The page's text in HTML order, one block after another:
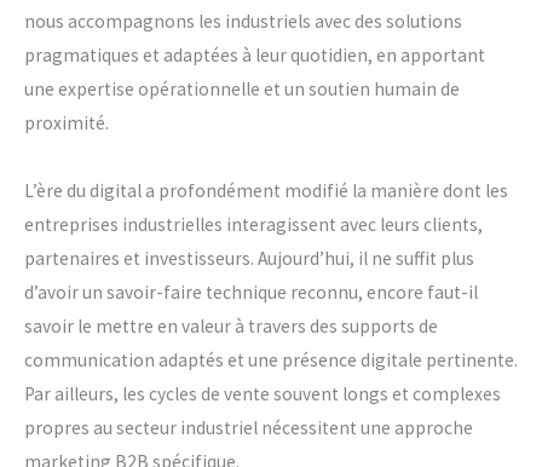
nous accompagnons les industriels avec des solutions
pragmatiques et adaptées à leur quotidien, en apportant
une expertise opérationnelle et un soutien humain de
proximité.
L’ère du digital a profondément modifié la manière dont les
entreprises industrielles interagissent avec leurs clients,
partenaires et investisseurs. Aujourd’hui, il ne suffit plus
d’avoir un savoir-faire technique reconnu, encore faut-il
savoir le mettre en valeur à travers des supports de
communication adaptés et une présence digitale pertinente.
Par ailleurs, les cycles de vente souvent longs et complexes
propres au secteur industriel nécessitent une approche
marketing B2B spécifique.